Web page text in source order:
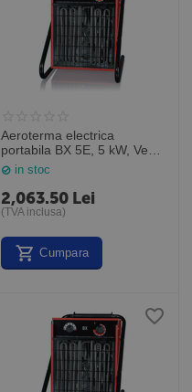
Aeroterma electrica
portabila BX 5E, 5 kW, Veab
Suedia
in stoc
2,063.50 Lei
(TVA inclusa)
Cumpara